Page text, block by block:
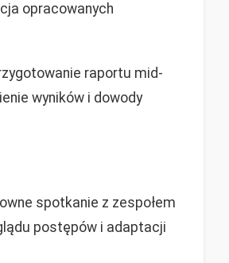
opracowanych
raportu mid-
wyników i dowody
spotkanie z zespołem
postępów i adaptacji